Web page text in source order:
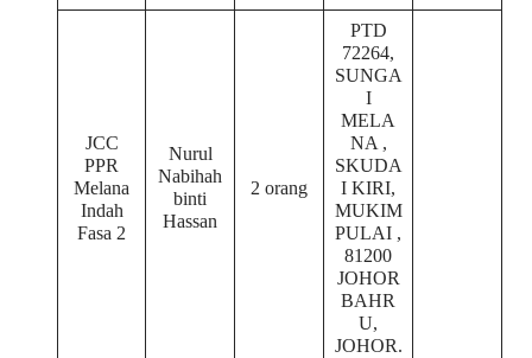
JCC
PPR
Melana
Indah
Fasa 2
Nurul
Nabihah
binti
Hassan
2 orang
PTD
72264,
SUNGA
I
MELA
NA ,
SKUDA
I KIRI,
MUKIM
PULAI ,
81200
JOHOR
BAHR
U,
JOHOR.